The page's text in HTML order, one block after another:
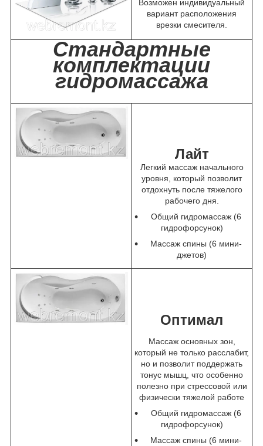
Возможен индивидуальный
вариант расположения
врезки смесителя.
Стандартные
комплектации
гидромассажа
Лайт
Легкий массаж начального
уровня, который позволит
отдохнуть после тяжелого
рабочего дня.
Общий гидромассаж (6
гидрофорсунок)
Массаж спины (6 мини-
джетов)
Оптимал
Массаж основных зон,
который не только расслабит,
но и позволит поддержать
тонус мышц, что особенно
полезно при стрессовой или
физически тяжелой работе
Общий гидромассаж (6
гидрофорсунок)
Массаж спины (6 мини-